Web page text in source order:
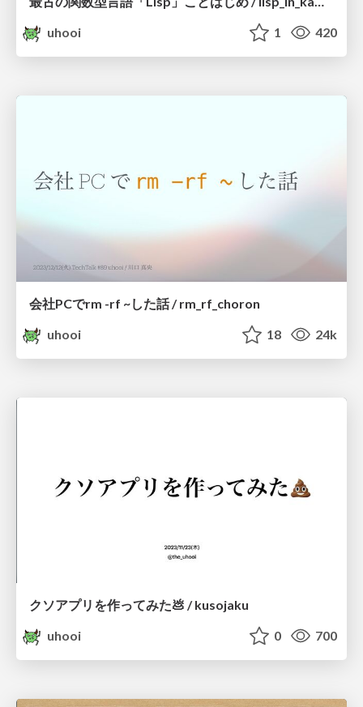
uhooi
1 420
会社PCでrm -rf ~した話 / rm_rf_choron
uhooi
18 24k
クソアプリを作ってみた💩 / kusojaku
uhooi
0 700